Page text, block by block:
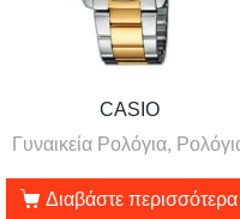
CASIO
Γυναικεία Ρολόγια,
Διαβάστε περισσότερα